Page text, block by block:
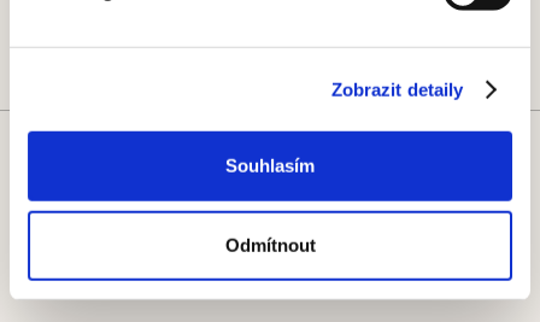
Zobrazit detaily
Souhlasím
Odmítnout
Kamna na dřevo
Výkon Doba rozehřání